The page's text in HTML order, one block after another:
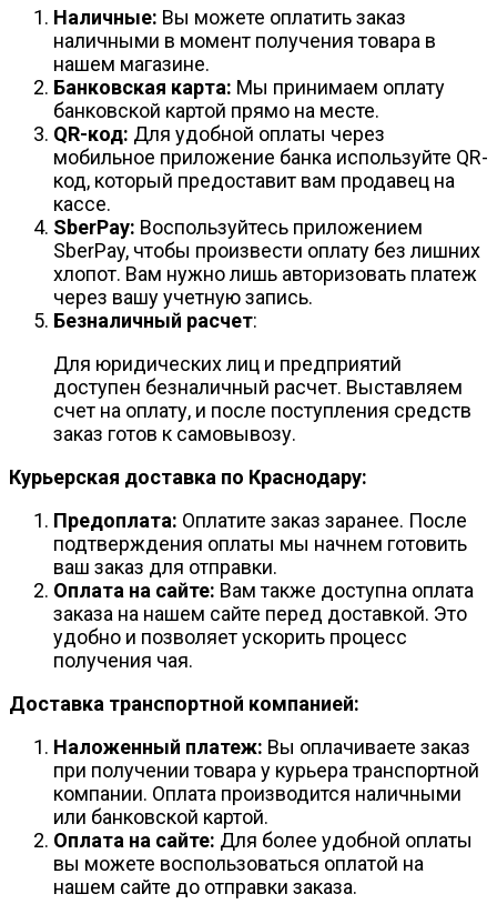
Наличные: Вы можете оплатить заказ
наличными в момент получения товара в
нашем магазине.
Банковская карта: Мы принимаем оплату
банковской картой прямо на месте.
QR-код: Для удобной оплаты через
мобильное приложение банка используйте QR-
код, который предоставит вам продавец на
кассе.
SberPay: Воспользуйтесь приложением
SberPay, чтобы произвести оплату без лишних
хлопот. Вам нужно лишь авторизовать платеж
через вашу учетную запись.
Безналичный расчет:
Для юридических лиц и предприятий
доступен безналичный расчет. Выставляем
счет на оплату, и после поступления средств
заказ готов к самовывозу.
Курьерская доставка по Краснодару:
Предоплата: Оплатите заказ заранее. После
подтверждения оплаты мы начнем готовить
ваш заказ для отправки.
Оплата на сайте: Вам также доступна оплата
заказа на нашем сайте перед доставкой. Это
удобно и позволяет ускорить процесс
получения чая.
Доставка транспортной компанией:
Наложенный платеж: Вы оплачиваете заказ
при получении товара у курьера транспортной
компании. Оплата производится наличными
или банковской картой.
Оплата на сайте: Для более удобной оплаты
вы можете воспользоваться оплатой на
нашем сайте до отправки заказа.